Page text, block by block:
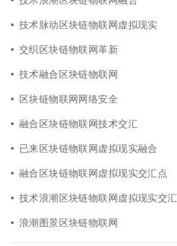
技术脉动区块链物联网虚拟现实
交织区块链物联网革新
技术融合区块链物联网
区块链物联网网络安全
融合区块链物联网技术交汇
已来区块链物联网虚拟现实融合
融合区块链物联网虚拟现实交汇点
技术浪潮区块链物联网虚拟现实交汇
浪潮图景区块链物联网